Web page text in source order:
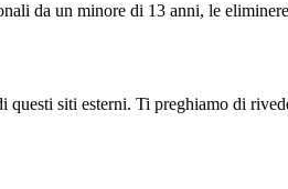
da un minore di 13 anni, le
siti esterni. Ti preghiamo di